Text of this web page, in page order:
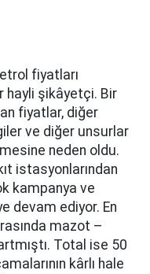
fiyatları
hayli şikâyetçi. Bir
fiyatlar, diğer
ve diğer unsurlar
neden oldu.
istasyonlarından
kampanya ve
devam ediyor. En
mazot –
Total ise 50
kârlı hale